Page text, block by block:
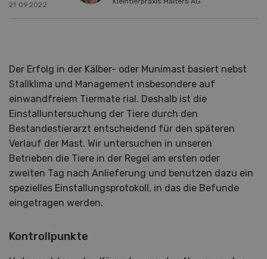
21.09.2022
Der Erfolg in der Kälber- oder Munimast basiert nebst
Stallklima und Management insbesondere auf
einwandfreiem Tiermate rial. Deshalb ist die
Einstalluntersuchung der Tiere durch den
Bestandestierarzt entscheidend für den späteren
Verlauf der Mast. Wir untersuchen in unseren
Betrieben die Tiere in der Regel am ersten oder
zweiten Tag nach Anlieferung und benutzen dazu ein
spezielles Einstallungsprotokoll, in das die Befunde
eingetragen werden.
Kontrollpunkte